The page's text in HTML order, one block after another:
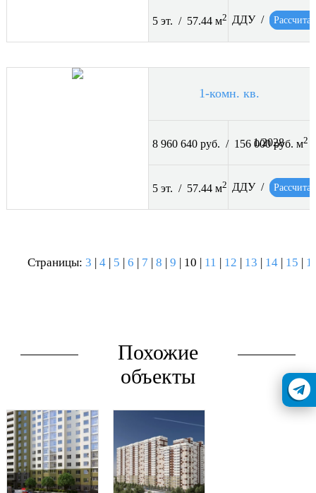
5 эт. / 57.44 м2 ДДУ /
1-комн. кв.
8 960 640 руб. / 156 000 руб. м2
1/2028
5 эт. / 57.44 м2 ДДУ /
Страницы: 3 | 4| 5 | 6 | 7 | 8 | 9 | 10 | 11 | 12 | 13 | 14| 15 |
Похожие
объекты